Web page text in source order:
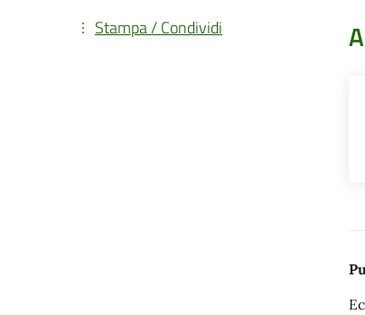
Stampa / Condividi